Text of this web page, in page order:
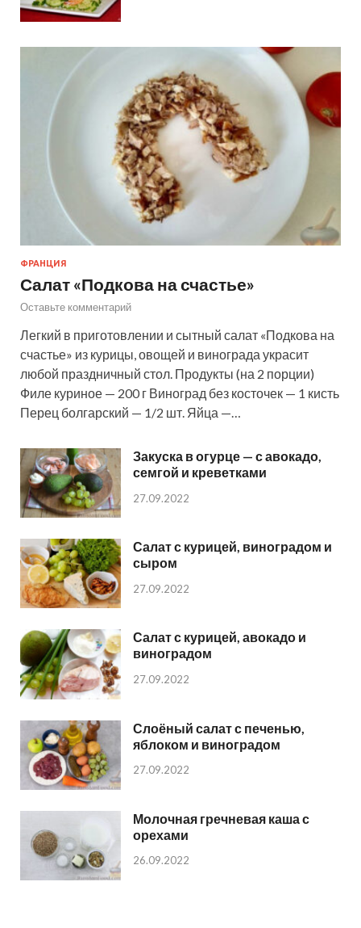
ФРАНЦИЯ
Салат «Подкова на счастье»
Оставьте комментарий
Легкий в приготовлении и сытный салат «Подкова на
счастье» из курицы, овощей и винограда украсит
любой праздничный стол. Продукты (на 2 порции)
Филе куриное — 200 г Виноград без косточек — 1 кисть
Перец болгарский — 1/2 шт. Яйца —…
Закуска в огурце — с авокадо,
семгой и креветками
27.09.2022
Салат с курицей, виноградом и
сыром
27.09.2022
Салат с курицей, авокадо и
виноградом
27.09.2022
Слоёный салат с печенью,
яблоком и виноградом
27.09.2022
Молочная гречневая каша с
орехами
26.09.2022